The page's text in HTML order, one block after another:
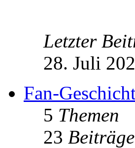
Letzter
28. Juli
Fan-
5 Themen
23 Beiträge